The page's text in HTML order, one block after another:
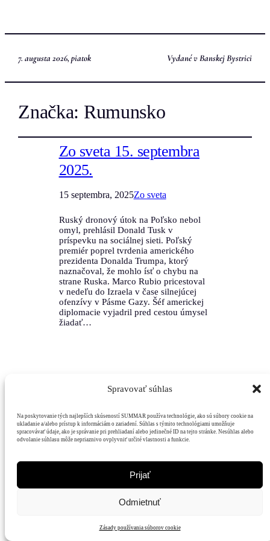
Spravovať súhlas
Na poskytovanie tých najlepších skúseností SUMMAR používa technológie, ako sú súbory cookie na
ukladanie a/alebo prístup k informáciám o zariadení. Súhlas s týmito technológiami umožňuje
spracovávať údaje, ako je správanie pri prehliadaní alebo jedinečné ID na tejto stránke. Nesúhlas alebo
odvolanie súhlasu môže nepriaznivo ovplyvniť určité vlastnosti a funkcie.
Prijať
Odmietnuť
Zásady používania súborov cookie
7. augusta 2026, piatok Vydané v Banskej Bystrici
Značka: Rumunsko
Zo sveta 15. septembra
2025.
15 septembra, 2025Zo sveta
Ruský dronový útok na Poľsko nebol
omyl, prehlásil Donald Tusk v
príspevku na sociálnej sieti. Poľský
premiér poprel tvrdenia amerického
prezidenta Donalda Trumpa, ktorý
naznačoval, že mohlo ísť o chybu na
strane Ruska. Marco Rubio pricestoval
v nedeľu do Izraela v čase silnejúcej
ofenzívy v Pásme Gazy. Šéf americkej
diplomacie vyjadril pred cestou úmysel
žiadať…
Hodnoty
Mediálny
dom
Čitatelia Podpora